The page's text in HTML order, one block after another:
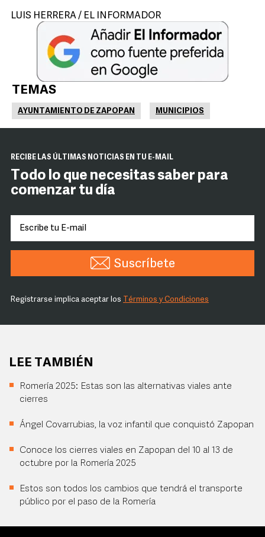
LUIS HERRERA / EL INFORMADOR
TEMAS
AYUNTAMIENTO DE ZAPOPAN MUNICIPIOS
RECIBE LAS ÚLTIMAS NOTICIAS EN TU E-MAIL
Todo lo que necesitas saber para
comenzar tu día
Suscríbete
Registrarse implica aceptar los Términos y Condiciones
LEE TAMBIÉN
Romería 2025: Estas son las alternativas viales ante
cierres
Ángel Covarrubias, la voz infantil que conquistó Zapopan
Conoce los cierres viales en Zapopan del 10 al 13 de
octubre por la Romería 2025
Estos son todos los cambios que tendrá el transporte
público por el paso de la Romería